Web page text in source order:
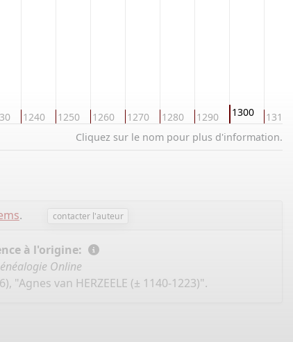
1240 1250 1260 1270 1280 1290 1300 1310
Cliquez sur le nom pour plus d'information.
. contacter l'auteur
à l'origine:
Online
"Agnes van HERZEELE (± 1140-1223)".